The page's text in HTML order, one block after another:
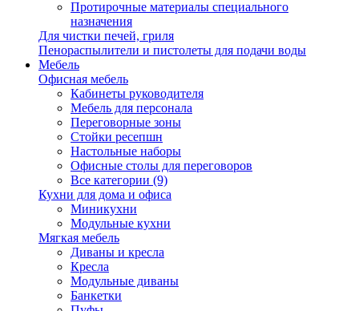
Протирочные материалы специального
назначения
Для чистки печей, гриля
Пенораспылители и пистолеты для подачи воды
Мебель
Офисная мебель
Кабинеты руководителя
Мебель для персонала
Переговорные зоны
Стойки ресепшн
Настольные наборы
Офисные столы для переговоров
Все категории (9)
Кухни для дома и офиса
Миникухни
Модульные кухни
Мягкая мебель
Диваны и кресла
Кресла
Модульные диваны
Банкетки